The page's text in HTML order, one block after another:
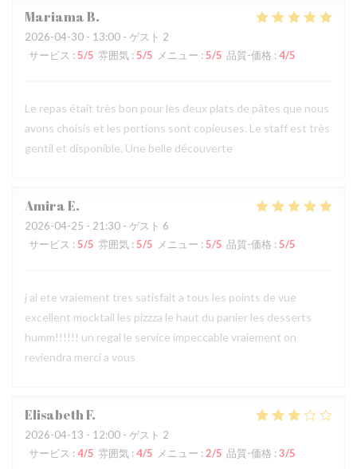
MariamaB
2026-04-30 - 13:00 - ゲスト 2
サービス : 5/5 雰囲気 : 5/5 メニュー : 5/5 品質-価格 : 4/5
Le repas était très bon pour les deux plats de pâtes que nous
avons choisis et les portions sont copieuses. Le staff est très
gentil et disponible. Une belle découverte
AmiraE
2026-04-25 - 21:30 - ゲスト 6
サービス : 5/5 雰囲気 : 5/5 メニュー : 5/5 品質-価格 : 5/5
j ai ete vraiement tres satisfait a tous les points de vue
excellent mocktail les pizzza le haut du panier les desserts
humm!!!!!! un regal le service impeccable vraiement on
reviendra merci a vous
ElisabethF
2026-04-13 - 12:00 - ゲスト 2
サービス : 4/5 雰囲気 : 4/5 メニュー : 2/5 品質-価格 : 3/5